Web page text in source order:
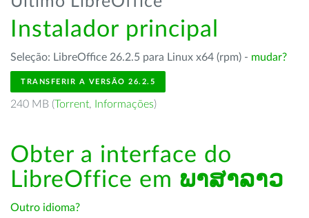
Instalador principal
Seleção: LibreOffice 26.2.5 para Linux x64 (rpm) - mudar?
TRANSFERIR A VERSÃO 26.2.5
240 MB (Torrent, Informações)
Obter a interface do
LibreOffice em ພາສາລາວ
Outro idioma?